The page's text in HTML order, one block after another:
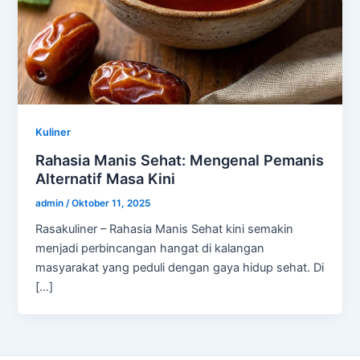
Kuliner
Rahasia Manis Sehat: Mengenal Pemanis
Alternatif Masa Kini
admin /Oktober 11, 2025
Rasakuliner – Rahasia Manis Sehat kini semakin
menjadi perbincangan hangat di kalangan
masyarakat yang peduli dengan gaya hidup sehat. Di
[…]